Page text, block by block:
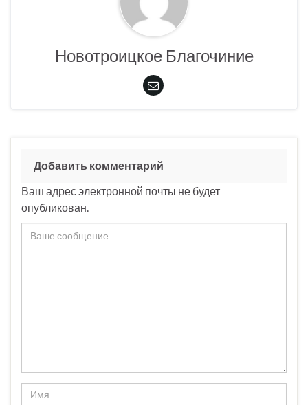
Новотроицкое Благочиние
Добавить комментарий
Ваш адрес электронной почты не будет
опубликован.